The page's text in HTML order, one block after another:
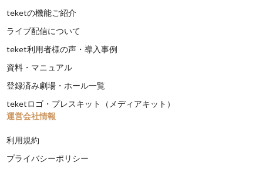
teketの機能ご紹介
ライブ配信について
teket利用者様の声・導入事例
資料・マニュアル
登録済み劇場・ホール一覧
teketロゴ・プレスキット（メディアキット）
運営会社情報
利用規約
プライバシーポリシー